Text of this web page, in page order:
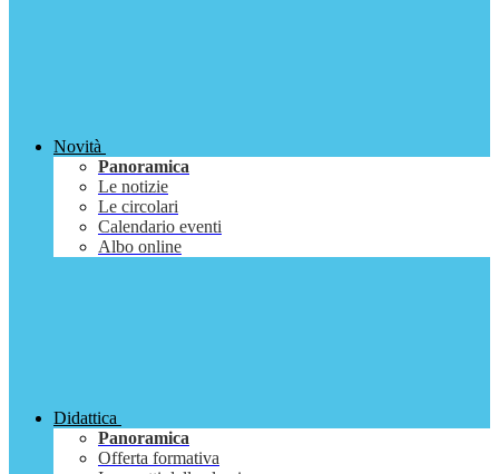
Novità
Panoramica
Le notizie
Le circolari
Calendario eventi
Albo online
Didattica
Panoramica
Offerta formativa